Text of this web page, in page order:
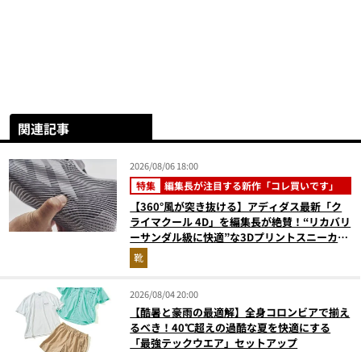
関連記事
2026/08/06 18:00
特集 編集長が注目する新作「コレ買いです」
【360°風が突き抜ける】アディダス最新「ク
ライマクール 4D」を編集長が絶賛！“リカバリ
ーサンダル級に快適”な3Dプリントスニーカー
『コレ買いです』Vol.173
靴
2026/08/04 20:00
【酷暑と豪雨の最適解】全身コロンビアで揃え
るべき！40℃超えの過酷な夏を快適にする
「最強テックウエア」セットアップ